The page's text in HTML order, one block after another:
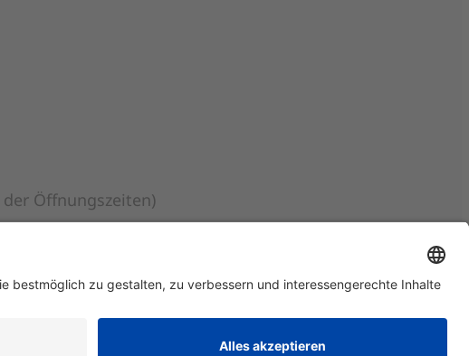
Öffnungszeiten)